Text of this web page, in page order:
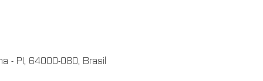
- PI, 64000-080, Brasil